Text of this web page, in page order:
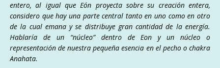
entero, al igual que Eón proyecta sobre su creación entera,
considero que hay una parte central tanto en uno como en otro
de la cual emana y se distribuye gran cantidad de la energía.
Hablaría de un “núcleo” dentro de Eon y un núcleo o
representación de nuestra pequeña esencia en el pecho o chakra
Anahata.